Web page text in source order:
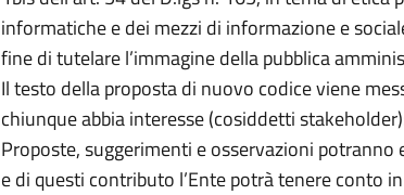
informatiche e dei mezzi di informazione e
fine di tutelare l’immagine della pubblica
Il testo della proposta di nuovo codice viene
chiunque abbia interesse (cosiddetti
Proposte, suggerimenti e osservazioni
e di questi contributo l’Ente potrà tenere conto